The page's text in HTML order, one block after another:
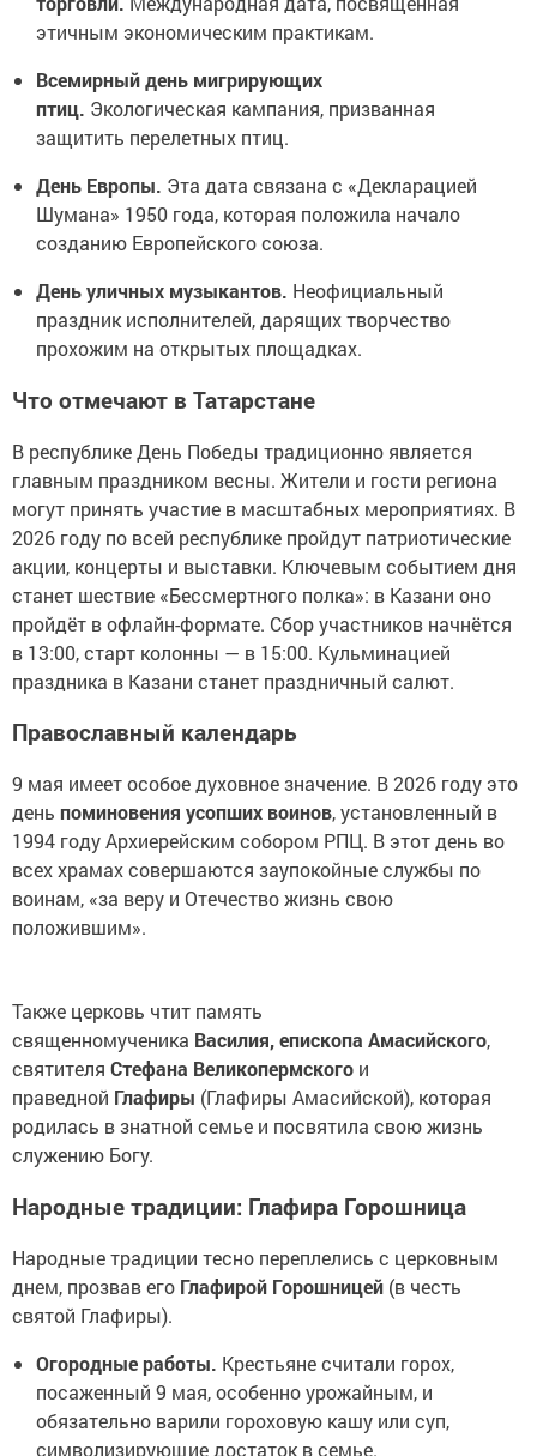
этичным экономическим практикам.
Всемирный день мигрирующих
птиц. Экологическая кампания, призванная
защитить перелетных птиц.
День Европы. Эта дата связана с «Декларацией
Шумана» 1950 года, которая положила начало
созданию Европейского союза.
День уличных музыкантов. Неофициальный
праздник исполнителей, дарящих творчество
прохожим на открытых площадках.
Что отмечают в Татарстане
В республике День Победы традиционно является
главным праздником весны. Жители и гости региона
могут принять участие в масштабных мероприятиях. В
2026 году по всей республике пройдут патриотические
акции, концерты и выставки. Ключевым событием дня
станет шествие «Бессмертного полка»: в Казани оно
пройдёт в офлайн-формате. Сбор участников начнётся
в 13:00, старт колонны — в 15:00. Кульминацией
праздника в Казани станет праздничный салют.
Православный календарь
9 мая имеет особое духовное значение. В 2026 году это
день поминовения усопших воинов, установленный в
1994 году Архиерейским собором РПЦ. В этот день во
всех храмах совершаются заупокойные службы по
воинам, «за веру и Отечество жизнь свою
положившим».
Также церковь чтит память
священномученика Василия, епископа Амасийского,
святителя Стефана Великопермского и
праведной Глафиры (Глафиры Амасийской), которая
родилась в знатной семье и посвятила свою жизнь
служению Богу.
Народные традиции: Глафира Горошница
Народные традиции тесно переплелись с церковным
днем, прозвав его Глафирой Горошницей (в честь
святой Глафиры).
Огородные работы. Крестьяне считали горох,
посаженный 9 мая, особенно урожайным, и
обязательно варили гороховую кашу или суп,
символизирующие достаток в семье.